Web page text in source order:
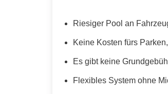
Riesiger Pool an
Keine Kosten fürs
Es gibt keine
Flexibles System ohne